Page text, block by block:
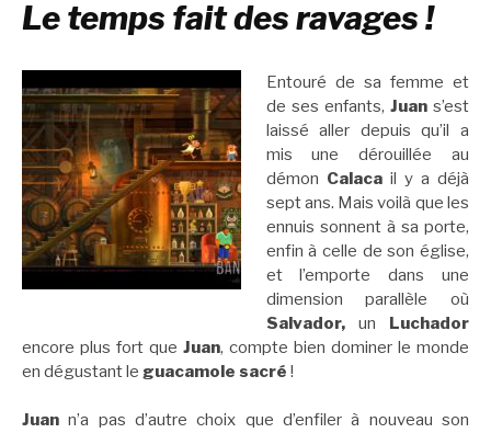
Le temps fait des ravages !
Entouré de sa femme et
de ses enfants, Juans’est
laissé aller depuis qu’il a
mis une dérouillée au
démon Calacail y a déjà
sept ans. Mais voilà que les
ennuis sonnent à sa porte,
enfin à celle de son église,
et l’emporte dans une
dimension parallèle où
Salvador,un Luchador
encore plus fort que Juan, compte bien dominer le monde
en dégustant le guacamole sacré !
Juan n’a pas d’autre choix que d’enfiler à nouveau son